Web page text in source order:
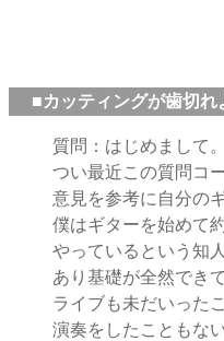
■カッティングが歯切れ
質問：はじめまして
つい最近この質問コ
意見を参考に自分の
僕はギターを始めて
やっているという知
あり基礎が全然でき
ライブも未だいった
演奏をしたこともな